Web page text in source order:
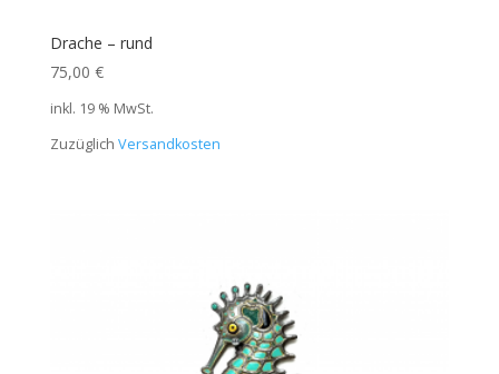
Drache – rund
75,00 €
inkl. 19 % MwSt.
Zuzüglich Versandkosten